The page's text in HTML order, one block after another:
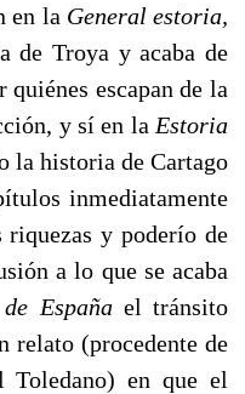
en la General estoria,
de Troya y acaba de
escapan de la
y sí en la Estoria
la historia de Cartago
inmediatamente
riquezas y poderío de
a lo que se acaba
España el tránsito
relato (procedente de
Toledano) en que el